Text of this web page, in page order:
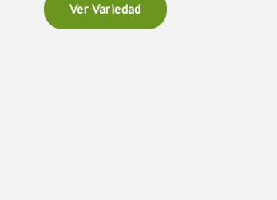
Ver Variedad